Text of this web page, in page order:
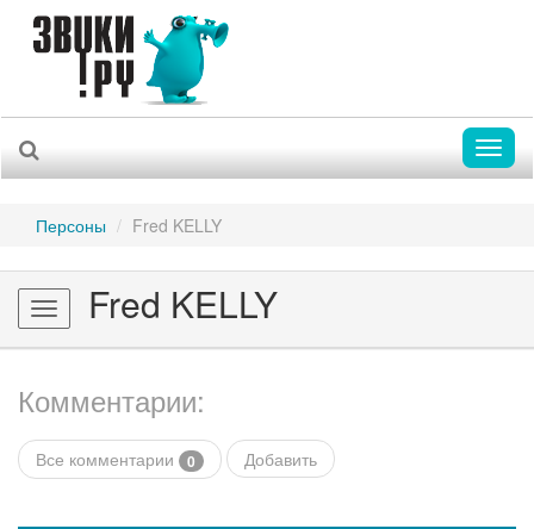
Персоны Fred KELLY
Toggle
navigation
Fred KELLY
Комментарии:
Все комментарии 0 Добавить